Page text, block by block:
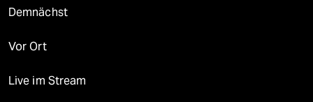
Demnächst
Vor Ort
Live im Stream